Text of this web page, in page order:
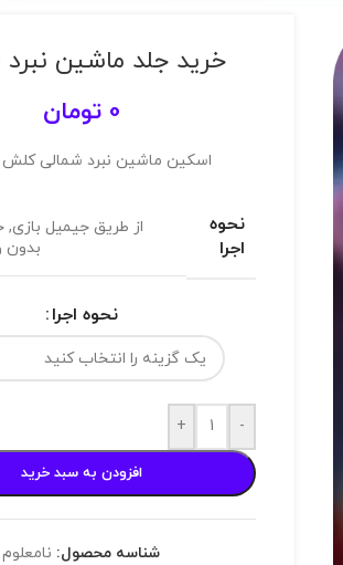
خرید جلد ماشین
0 تومان
اسکین ماشین نبرد شمالی کلش
نحوه
اجرا
از طریق جیمیل بازی,
بدون
نحوه اجرا
-
+
افزودن به سبد خرید
شناسه محصول: نامعلوم